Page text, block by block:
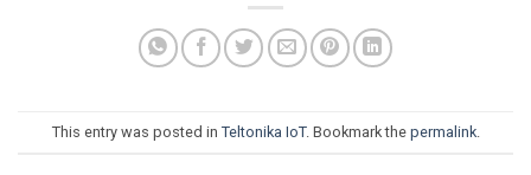
This entry was posted in Teltonika IoT. Bookmark the permalink.